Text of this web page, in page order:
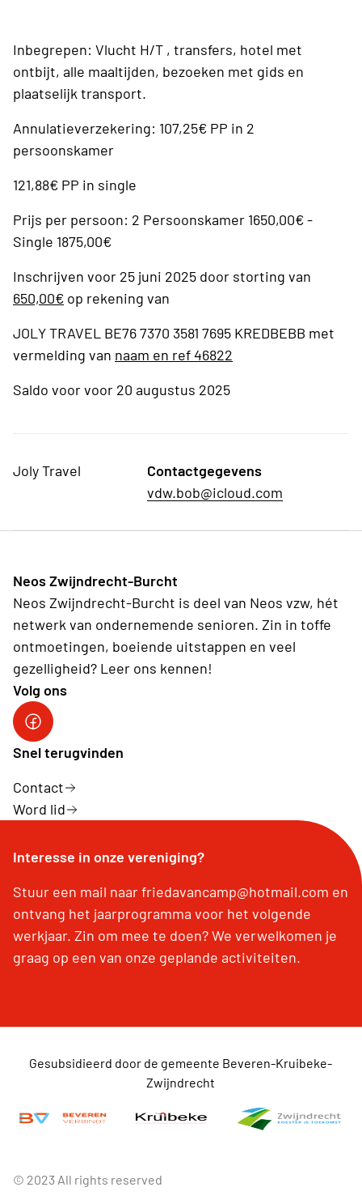
Inbegrepen: Vlucht H/T , transfers, hotel met
ontbijt, alle maaltijden, bezoeken met gids en
plaatselijk transport.
Annulatieverzekering: 107,25€ PP in 2
persoonskamer
121,88€ PP in single
Prijs per persoon: 2 Persoonskamer 1650,00€ -
Single 1875,00€
Inschrijven voor 25 juni 2025 door storting van
650,00€ op rekening van
JOLY TRAVEL BE76 7370 3581 7695 KREDBEBB met
vermelding van naam en ref 46822
Saldo voor voor 20 augustus 2025
Joly Travel
Contactgegevens
vdw.bob@icloud.com
Neos Zwijndrecht-Burcht
Neos Zwijndrecht-Burcht is deel van Neos vzw, hét
netwerk van ondernemende senioren. Zin in toffe
ontmoetingen, boeiende uitstappen en veel
gezelligheid? Leer ons kennen!
Volg ons
facebook site
Snel terugvinden
Contact
Word lid
Interesse in onze vereniging?
Stuur een mail naar friedavancamp@hotmail.com en
ontvang het jaarprogramma voor het volgende
werkjaar. Zin om mee te doen? We verwelkomen je
graag op een van onze geplande activiteiten.
Gesubsidieerd door de gemeente Beveren-Kruibeke-
Zwijndrecht
© 2023 All rights reserved